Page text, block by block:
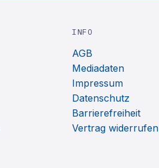
INFO
AGB
Mediadaten
Impressum
Datenschutz
Barrierefreiheit
Vertrag widerrufen